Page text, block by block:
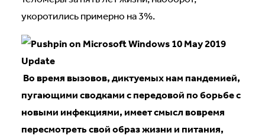
укоротились примерно на 3%.
Во время вызовов, диктуемых нам пандемией,
пугающими сводками с передовой по борьбе с
новыми инфекциями, имеет смысл вовремя
пересмотреть свой образ жизни и питания,